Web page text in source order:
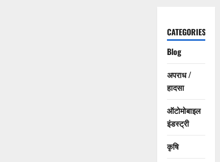
CATEGORIES
Blog
अपराध /
हादसा
ऑटोमोबाइल
इंडस्ट्री
कृषि